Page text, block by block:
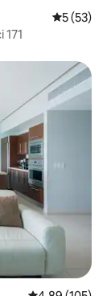
Prosječna
5 (53)